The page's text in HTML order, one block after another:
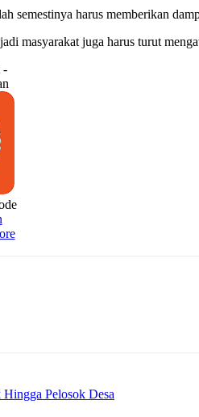
harus memberikan
masyarakat juga harus turut
-
Pelosok Desa